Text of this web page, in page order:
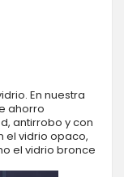
En nuestra
ahorro
antirrobo y con
el vidrio opaco,
el vidrio bronce